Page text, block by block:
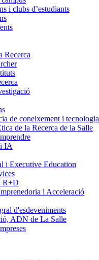
i clubs d’estudiants
Recerca
de coneixement i tecnologia
de la Recerca de la Salle
IA
i Executive Education
R+D
i Acceleració
d'esdeveniments
ADN de La Salle